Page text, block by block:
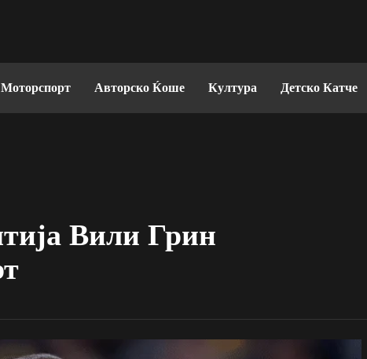
Моторспорт Авторско Ќоше Култура Детско Катче
Вили Грин